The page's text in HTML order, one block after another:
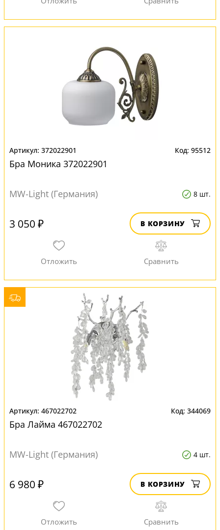
372022901 95512
Бра Моника 372022901
MW-Light (Германия) 8 шт.
3 050 ₽ В КОРЗИНУ
467022702 344069
Бра Лайма 467022702
MW-Light (Германия) 4 шт.
6 980 ₽ В КОРЗИНУ